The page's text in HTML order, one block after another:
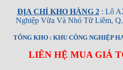
ĐỊA CHỈ KHO HÀNG 2: Lô
Nghiệp Vừa Và Nhỏ Từ Liêm,
TỔNG KHO : KHU CÔNG NGHIỆP
LIÊN HỆ MUA GIÁ